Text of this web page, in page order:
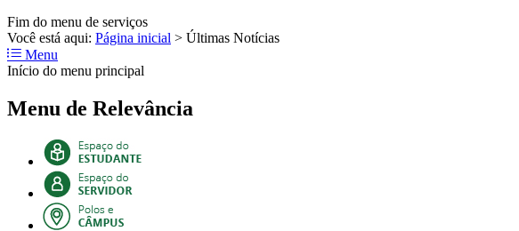
Fim do menu de serviços
Você está aqui: Página inicial > Últimas Notícias
Menu
Início do menu principal
Menu de Relevância